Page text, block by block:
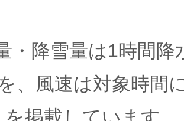
・降雪量は1時間降
、風速は対象時間